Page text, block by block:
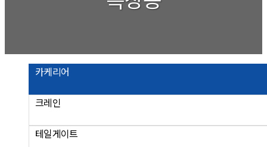
카케리어
크레인
테일게이트